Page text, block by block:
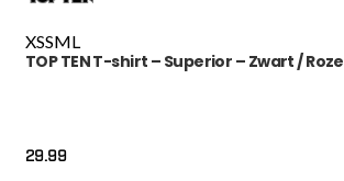
XSSML
TOP TEN T-shirt – Superior – Zwart / Roze
29.99